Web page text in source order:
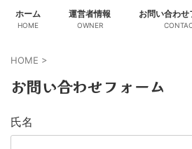
ホーム
HOME
運営者情報
OWNER
お問い合わせ
HOME >
お問い合わせフォーム
氏名